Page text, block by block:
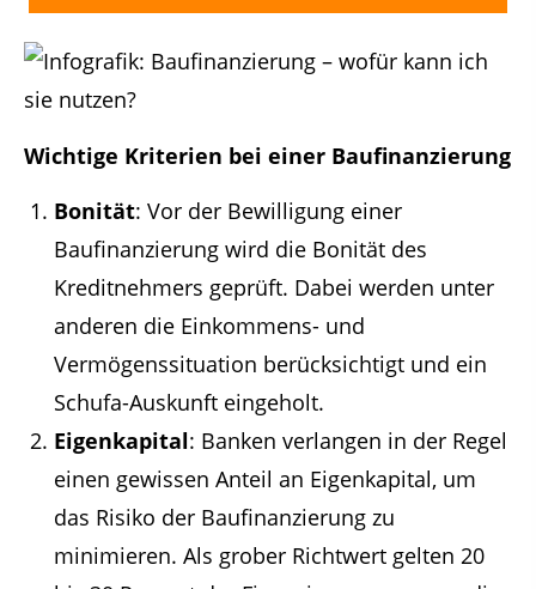
Wichtige Kriterien bei einer Baufinanzierung
Bonität: Vor der Bewilligung einer
Baufinanzierung wird die Bonität des
Kreditnehmers geprüft. Dabei werden unter
anderen die Einkommens- und
Vermögenssituation berücksichtigt und ein
Schufa-Auskunft eingeholt.
Eigenkapital: Banken verlangen in der Regel
einen gewissen Anteil an Eigenkapital, um
das Risiko der Baufinanzierung zu
minimieren. Als grober Richtwert gelten 20